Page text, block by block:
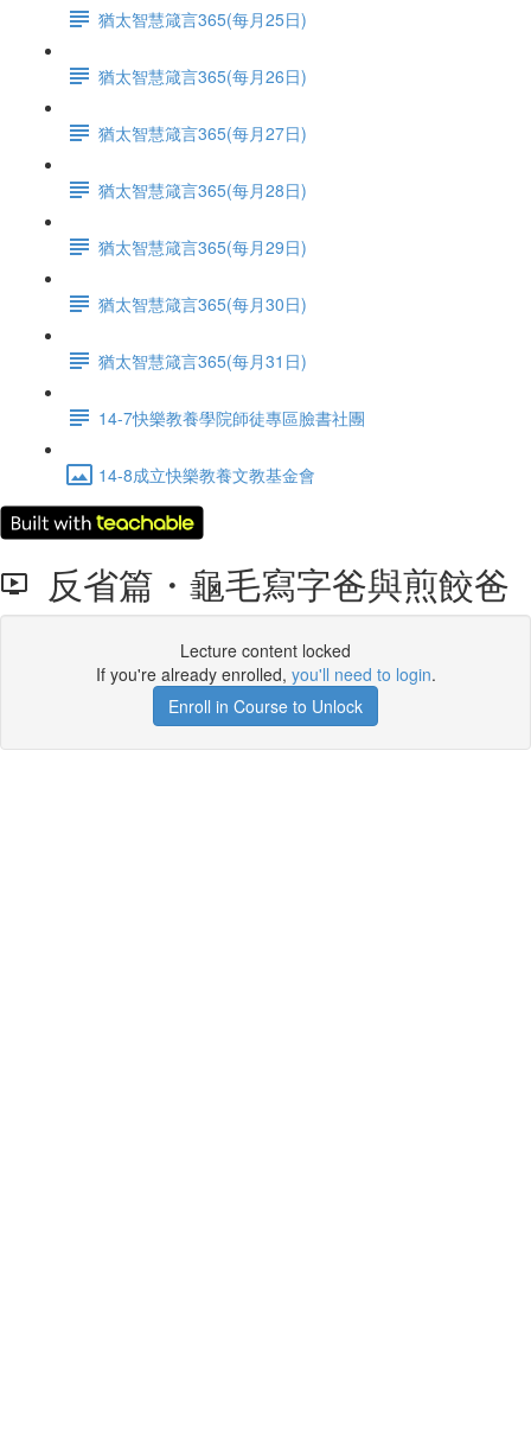
猶太智慧箴言365(每月25日)
猶太智慧箴言365(每月26日)
猶太智慧箴言365(每月27日)
猶太智慧箴言365(每月28日)
猶太智慧箴言365(每月29日)
猶太智慧箴言365(每月30日)
猶太智慧箴言365(每月31日)
14-7快樂教養學院師徒專區臉書社團
14-8成立快樂教養文教基金會
反省篇・龜毛寫字爸與煎餃爸
Lecture content locked
If you're already enrolled, you'll need to login.
Enroll in Course to Unlock